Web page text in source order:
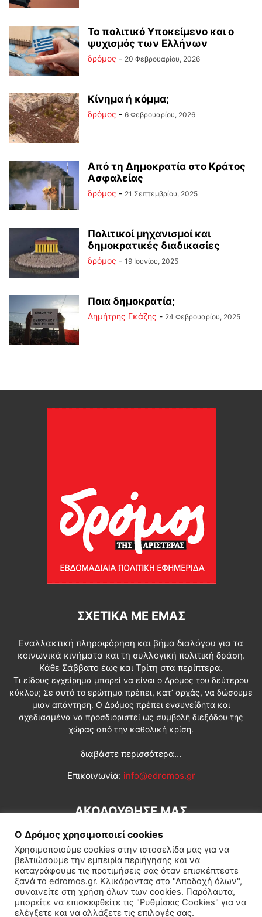
Το πολιτικό Υποκείμενο και ο
ψυχισμός των Ελλήνων
δρόμος - 20 Φεβρουαρίου, 2026
Κίνημα ή κόμμα;
δρόμος - 6 Φεβρουαρίου, 2026
Από τη Δημοκρατία στο Κράτος
Ασφαλείας
δρόμος - 21 Σεπτεμβρίου, 2025
Πολιτικοί μηχανισμοί και
δημοκρατικές διαδικασίες
δρόμος - 19 Ιουνίου, 2025
Ποια δημοκρατία;
Δημήτρης Γκάζης - 24 Φεβρουαρίου, 2025
ΣΧΕΤΙΚΆ ΜΕ ΕΜΆΣ
Εναλλακτική πληροφόρηση και βήμα διαλόγου για τα
κοινωνικά κινήματα και τη συλλογική πολιτική δράση.
Κάθε Σάββατο έως και Τρίτη στα περίπτερα.
Τι είδους εγχείρημα μπορεί να είναι ο Δρόμος του δεύτερου
κύκλου; Σε αυτό το ερώτημα πρέπει, κατ’ αρχάς, να δώσουμε
μιαν απάντηση. Ο Δρόμος πρέπει ενσυνείδητα και
σχεδιασμένα να προσδιοριστεί ως συμβολή διεξόδου της
χώρας από την καθολική κρίση.
διαβάστε περισσότερα...
Επικοινωνία: info@edromos.gr
ΑΚΟΛΟΥΘΗΣΕ ΜΑΣ
Εγγραφή συνδρομητή Πολιτική Διεθνή Κοινωνία
Ο Δρόμος χρησιμοποιεί cookies
Χρησιμοποιούμε cookies στην ιστοσελίδα μας για να
βελτιώσουμε την εμπειρία περιήγησης και να
καταγράφουμε τις προτιμήσεις σας όταν επισκέπτεστε
ξανά το edromos.gr. Κλικάροντας στο "Αποδοχή όλων",
συναινείτε στη χρήση όλων των cookies. Παρόλαυτα,
μπορείτε να επισκεφθείτε τις "Ρυθμίσεις Cookies" για να
ελέγξετε και να αλλάξετε τις επιλογές σας.